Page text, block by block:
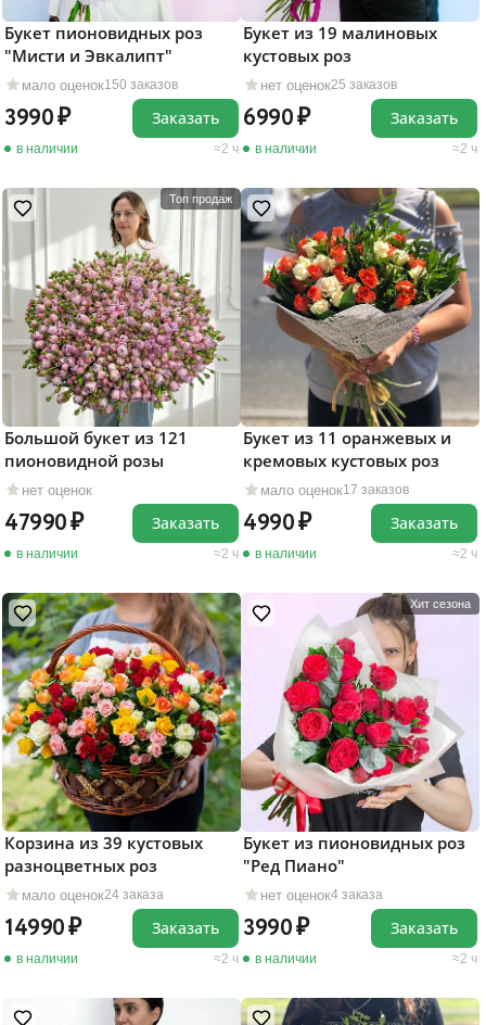
мало оценок150 заказов
Букет пионовидных роз
"Мисти и Эвкалипт"
3990
в наличии 2 ч
Заказать
нет оценок25 заказов
Букет из 19 малиновых
кустовых роз
6990
в наличии 2 ч
Заказать
Топ продаж
нет оценок
Большой букет из 121
пионовидной розы
47990
в наличии 2 ч
Заказать
мало оценок17 заказов
Букет из 11 оранжевых и
кремовых кустовых роз
4990
в наличии 2 ч
Заказать
мало оценок24 заказа
Корзина из 39 кустовых
разноцветных роз
14990
в наличии 2 ч
Заказать
Хит сезона
нет оценок4 заказа
Букет из пионовидных роз
"Ред Пиано"
3990
в наличии 2 ч
Заказать